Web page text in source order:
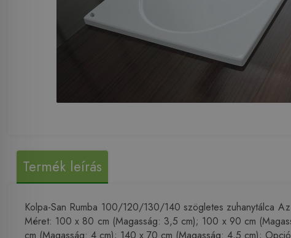
Termék leírás
Kolpa-San Rumba 100/120/130/140 szögletes zuhanytálca
Méret: 100 x 80 cm (Magasság: 3,5 cm); 100 x 90 cm
cm (Magasság: 4 cm); 140 x 70 cm (Magasság: 4,5 cm);